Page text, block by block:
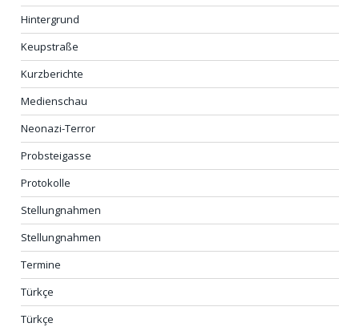
Hintergrund
Keupstraße
Kurzberichte
Medienschau
Neonazi-Terror
Probsteigasse
Protokolle
Stellungnahmen
Stellungnahmen
Termine
Türkçe
Türkçe